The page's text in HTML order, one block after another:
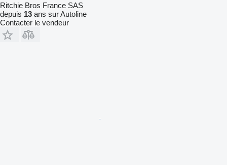
Ritchie Bros France SAS
depuis 13 ans sur Autoline
Contacter le vendeur